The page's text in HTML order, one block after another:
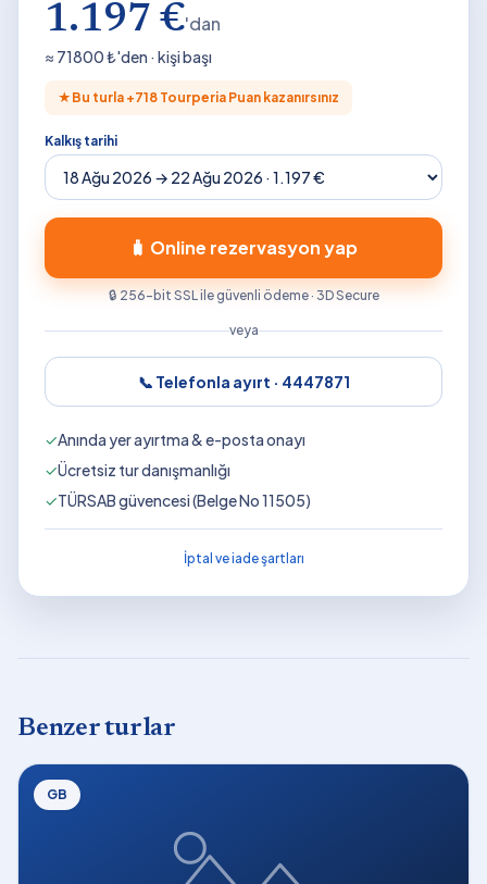
1.197 €'dan
≈ 71800₺'den · kişi başı
★ Bu turla +718 Tourperia Puan kazanırsınız
Kalkış tarihi
🧳 Online rezervasyon yap
🔒 256-bit SSL ile güvenli ödeme · 3D Secure
veya
📞 Telefonla ayırt · 4447871
✓Anında yer ayırtma & e-posta onayı
✓Ücretsiz tur danışmanlığı
✓TÜRSAB güvencesi (Belge No 11505)
İptal ve iade şartları
Benzer turlar
GB